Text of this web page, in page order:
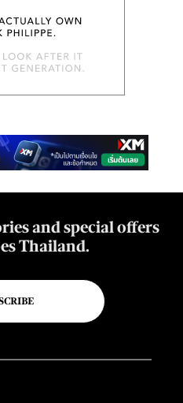
and special offers
Thailand.